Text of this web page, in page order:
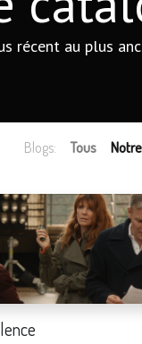
récent au plus
Blogs: Tous